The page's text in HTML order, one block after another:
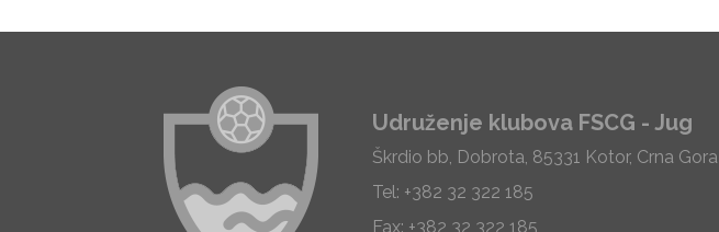
Udruženje klubova FSCG - Jug
Škrdio bb, Dobrota, 85331 Kotor, Crna Gora
Tel: +382 32 322 185
Fax: +382 32 322 185